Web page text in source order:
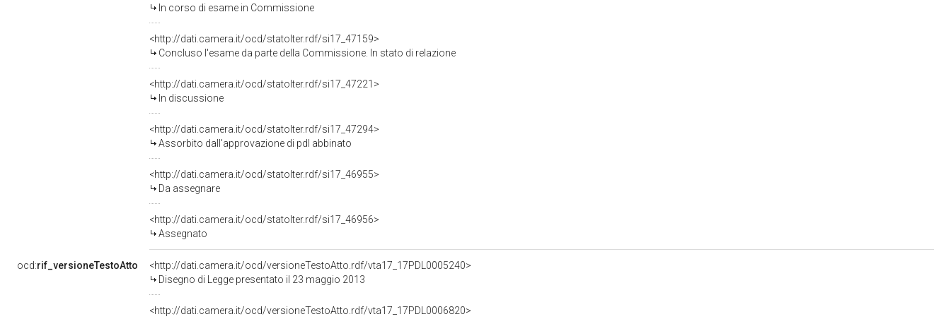
In corso di esame in Commissione
<http://dati.camera.it/ocd/statoIter.rdf/si17_47159>
Concluso l'esame da parte della Commissione. In stato di relazione
<http://dati.camera.it/ocd/statoIter.rdf/si17_47221>
In discussione
<http://dati.camera.it/ocd/statoIter.rdf/si17_47294>
Assorbito dall'approvazione di pdl abbinato
<http://dati.camera.it/ocd/statoIter.rdf/si17_46955>
Da assegnare
<http://dati.camera.it/ocd/statoIter.rdf/si17_46956>
Assegnato
ocd:rif_versioneTestoAtto
<http://dati.camera.it/ocd/versioneTestoAtto.rdf/vta17_17PDL0005240>
Disegno di Legge presentato il 23 maggio 2013
<http://dati.camera.it/ocd/versioneTestoAtto.rdf/vta17_17PDL0006820>